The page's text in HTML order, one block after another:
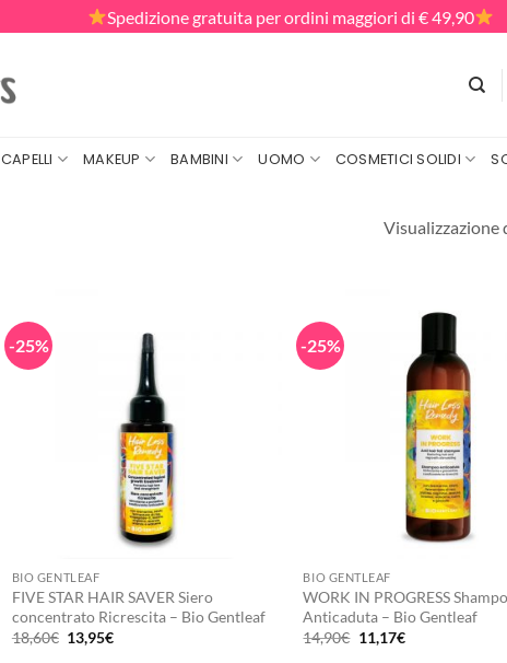
Spedizione gratuita per ordini maggiori di € 49,90
CAPELLI MAKEUP BAMBINI UOMO COSMETICI SOLIDI
Visualizzazione
-25%
BIO GENTLEAF
FIVE STAR HAIR SAVER Siero
concentrato Ricrescita – Bio Gentleaf
18,60€ Il
prezzo
13,95€Il
-25%
BIO GENTLEAF
WORK IN PROGRESS
Anticaduta – Bio Gentleaf
14,90€ Il
prezzo
11,17€Il